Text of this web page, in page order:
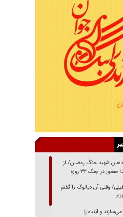
شهید جنگ رمضان/ از
وقتی آن دیالوگ را گفتم
می‌سازند و آینده را